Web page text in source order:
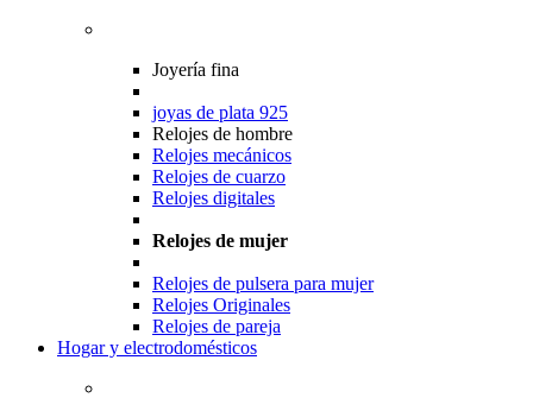
Joyería fina
joyas de plata 925
Relojes de hombre
Relojes mecánicos
Relojes de cuarzo
Relojes digitales
Relojes de mujer
Relojes de pulsera para mujer
Relojes Originales
Relojes de pareja
Hogar y electrodomésticos